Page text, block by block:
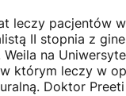
leczy pacjentów
II stopnia z
na
którym leczy w
Doktor